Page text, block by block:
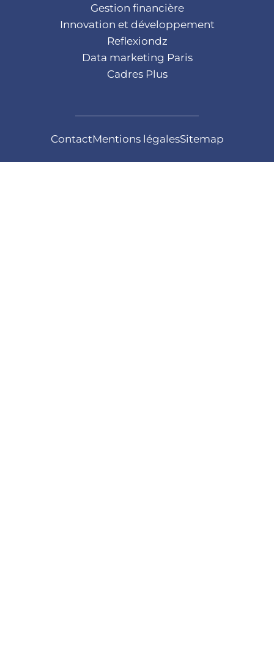
Gestion financière
Innovation et développement
Reflexiondz
Data marketing Paris
Cadres Plus
ContactMentions légalesSitemap